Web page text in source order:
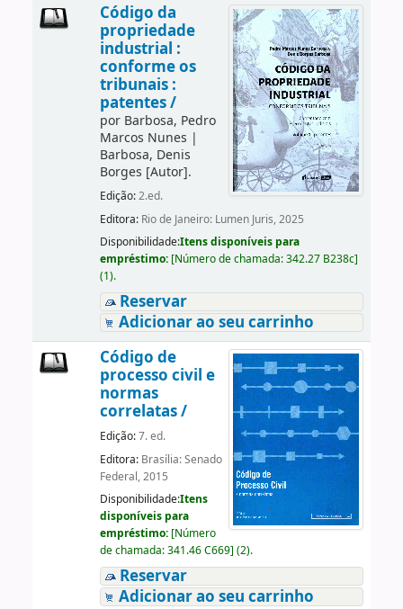
Código da
propriedade
industrial :
conforme os
tribunais :
patentes /
por Barbosa, Pedro
Marcos Nunes |
Barbosa, Denis
Borges [Autor].
Edição:2.ed.
Editora: Rio de Janeiro: Lumen Juris, 2025
Disponibilidade:Itens disponíveis para
empréstimo: [Número de chamada:342.27 B238c]
(1).
Reservar
Adicionar ao seu carrinho
Código de
processo civil e
normas
correlatas /
Edição:7. ed.
Editora: Brasília: Senado
Federal, 2015
Disponibilidade:Itens
disponíveis para
empréstimo: [Número
de chamada:341.46 C669] (2).
Reservar
Adicionar ao seu carrinho